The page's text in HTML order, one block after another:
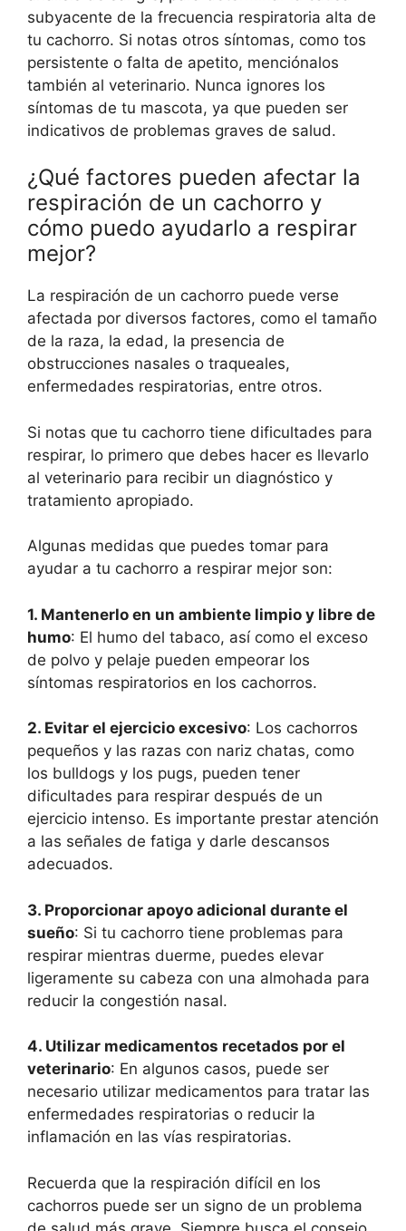
subyacente de la frecuencia respiratoria alta de
tu cachorro. Si notas otros síntomas, como tos
persistente o falta de apetito, menciónalos
también al veterinario. Nunca ignores los
síntomas de tu mascota, ya que pueden ser
indicativos de problemas graves de salud.
¿Qué factores pueden afectar la
respiración de un cachorro y
cómo puedo ayudarlo a respirar
mejor?
La respiración de un cachorro puede verse
afectada por diversos factores, como el tamaño
de la raza, la edad, la presencia de
obstrucciones nasales o traqueales,
enfermedades respiratorias, entre otros.
Si notas que tu cachorro tiene dificultades para
respirar, lo primero que debes hacer es llevarlo
al veterinario para recibir un diagnóstico y
tratamiento apropiado.
Algunas medidas que puedes tomar para
ayudar a tu cachorro a respirar mejor son:
1. Mantenerlo en un ambiente limpio y libre de
humo: El humo del tabaco, así como el exceso
de polvo y pelaje pueden empeorar los
síntomas respiratorios en los cachorros.
2. Evitar el ejercicio excesivo: Los cachorros
pequeños y las razas con nariz chatas, como
los bulldogs y los pugs, pueden tener
dificultades para respirar después de un
ejercicio intenso. Es importante prestar atención
a las señales de fatiga y darle descansos
adecuados.
3. Proporcionar apoyo adicional durante el
sueño: Si tu cachorro tiene problemas para
respirar mientras duerme, puedes elevar
ligeramente su cabeza con una almohada para
reducir la congestión nasal.
4. Utilizar medicamentos recetados por el
veterinario: En algunos casos, puede ser
necesario utilizar medicamentos para tratar las
enfermedades respiratorias o reducir la
inflamación en las vías respiratorias.
Recuerda que la respiración difícil en los
cachorros puede ser un signo de un problema